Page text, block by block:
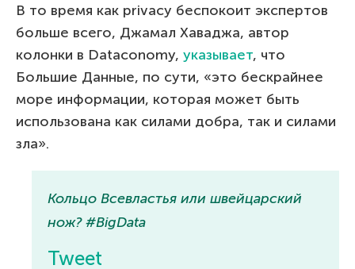
В то время как privacy беспокоит экспертов
больше всего, Джамал Хаваджа, автор
колонки в Dataconomy, указывает, что
Большие Данные, по сути, «это бескрайнее
море информации, которая может быть
использована как силами добра, так и силами
зла».
Кольцо Всевластья или швейцарский
нож? #BigData
Tweet